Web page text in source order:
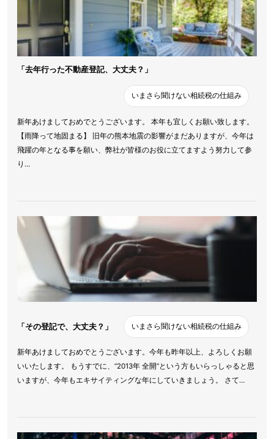
「去年行った不動産登記、大丈夫？」
いまさら聞けない相続税の仕組み
新年あけましておめでとうございます。 本年も宜しくお願い致します。
【雨降って地固まる】 旧年の熊本地震の影響がまだありますが、今年は
飛躍の年となる事を願い、弊社が皆様のお役に立てますよう努力して参
り…
「その登記で、大丈夫？」 いまさら聞けない相続税の仕組み
新年あけましておめでとうございます。今年も昨年以上、よろしくお願
いいたします。 もうすでに、“2013年 全開”という方もいらっしゃると思
いますが、今年もエキサイティングな年にしていきましょう。 さて…